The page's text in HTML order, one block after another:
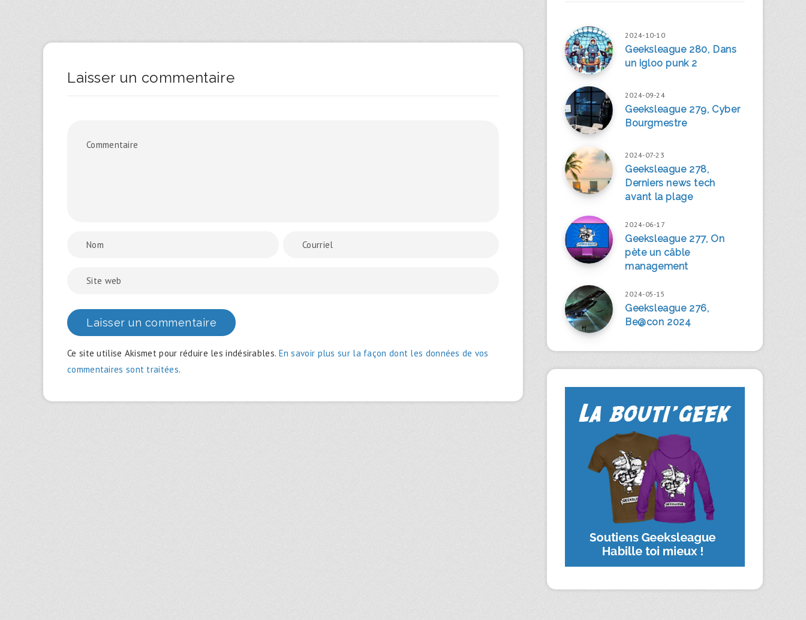
Laisser un commentaire
Ce site utilise Akismet pour réduire les indésirables. En savoir plus sur la façon dont les données de vos
commentaires sont traitées.
2024-10-10
Geeksleague 280, Dans
un igloo punk 2
2024-09-24
Geeksleague 279, Cyber
Bourgmestre
2024-07-23
Geeksleague 278,
Derniers news tech
avant la plage
2024-06-17
Geeksleague 277, On
pète un câble
management
2024-05-15
Geeksleague 276,
Be@con 2024